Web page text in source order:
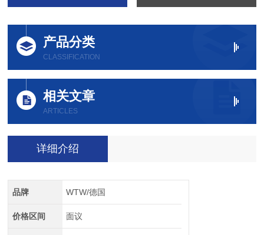
产品分类
CLASSIFICATION
相关文章
ARTICLES
详细介绍
品牌 WTW/德国
价格区间 面议